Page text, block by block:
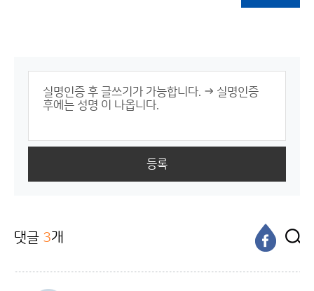
등록
댓글 3개